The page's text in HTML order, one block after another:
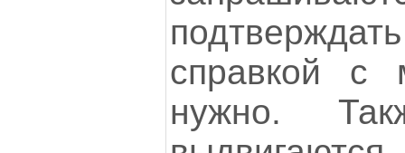
справкой с
нужно.